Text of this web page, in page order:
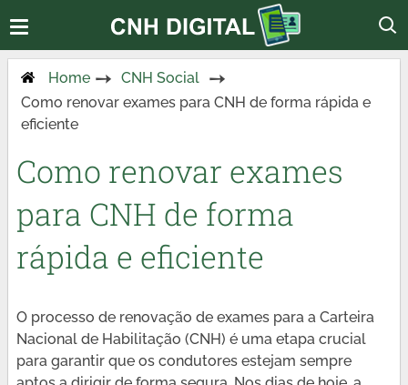
Home
CNH Social
Como renovar exames para CNH de forma rápida e
eficiente
Como renovar exames
para CNH de forma
rápida e eficiente
O processo de renovação de exames para a Carteira
Nacional de Habilitação (CNH) é uma etapa crucial
para garantir que os condutores estejam sempre